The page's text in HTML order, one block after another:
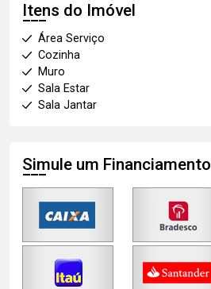
Itens do Imóvel
Área Serviço
Cozinha
Muro
Sala Estar
Sala Jantar
Simule um Financiamento